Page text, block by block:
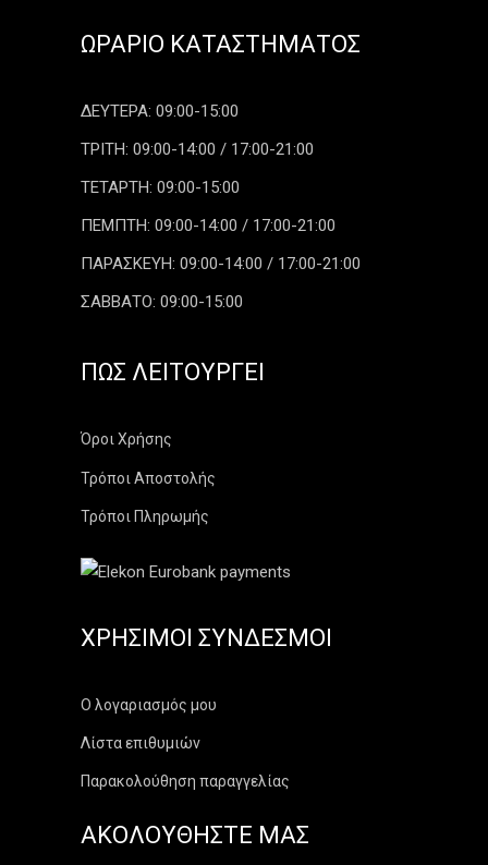
ΩΡΆΡΙΟ ΚΑΤΑΣΤΉΜΑΤΟΣ
ΔΕΥΤΕΡΑ: 09:00-15:00
ΤΡΙΤΗ: 09:00-14:00 / 17:00-21:00
ΤΕΤΑΡΤΗ: 09:00-15:00
ΠΕΜΠΤΗ: 09:00-14:00 / 17:00-21:00
ΠΑΡΑΣΚΕΥΗ: 09:00-14:00 / 17:00-21:00
ΣΑΒΒΑΤΟ: 09:00-15:00
ΠΏΣ ΛΕΙΤΟΥΡΓΕΊ
Όροι Χρήσης
Τρόποι Αποστολής
Τρόποι Πληρωμής
ΧΡΉΣΙΜΟΙ ΣΎΝΔΕΣΜΟΙ
Ο λογαριασμός μου
Λίστα επιθυμιών
Παρακολούθηση παραγγελίας
ΑΚΟΛΟΥΘΗΣΤΕ ΜΑΣ